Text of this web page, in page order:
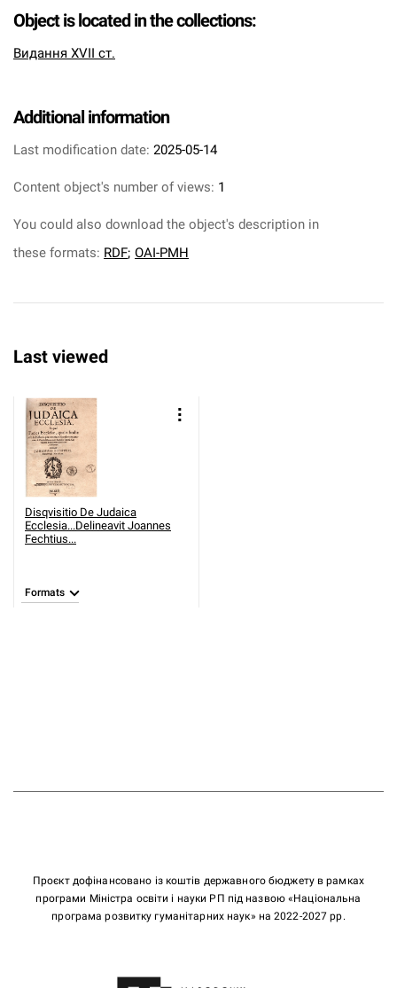
Object is located in the collections:
Видання XVII ст.
Additional information
Last modification date: 2025-05-14
Content object's number of views: 1
You could also download the object's description in
these formats: RDF; OAI-PMH
Last viewed
Disqvisitio De Judaica
Ecclesia...Delineavit Joannes
Fechtius...
Formats
Проєкт дофінансовано із коштів державного бюджету в рамках
програми Міністра освіти і науки РП під назвою «Національна
програма розвитку гуманітарних наук» на 2022-2027 рр.